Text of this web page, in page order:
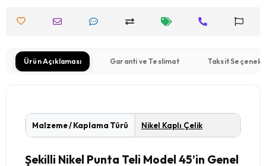
Ürün Açıklaması Garanti ve Teslimat Taksit
Malzeme / Kaplama Türü Nikel Kaplı Çelik
Şekilli Nikel Punta Teli Model 45’in Genel